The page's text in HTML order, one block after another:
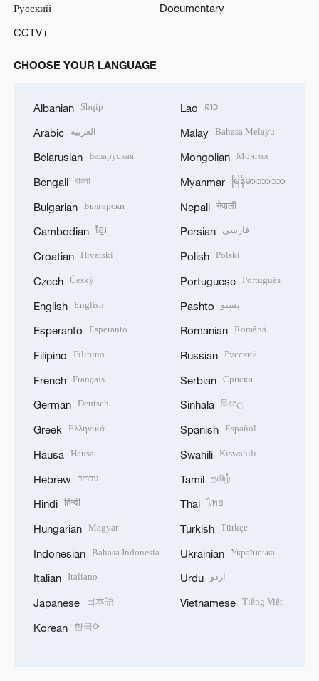
Русский
Documentary
CCTV+
CHOOSE YOUR LANGUAGE
Albanian Shqip
Arabic العربية
Belarusian Беларуская
Bengali বাংলা
Bulgarian Български
Cambodian ខ្មែរ
Croatian Hrvatski
Czech Český
English English
Esperanto Esperanto
Filipino Filipino
French Français
German Deutsch
Greek Ελληνικά
Hausa Hausa
Hebrew עברית
Hindi हिन्दी
Hungarian Magyar
Indonesian Bahasa Indonesia
Italian Italiano
Japanese 日本語
Korean 한국어
Lao ລາວ
Malay Bahasa Melayu
Mongolian Монгол
Myanmar မြန်မာဘာသာ
Nepali नेपाली
Persian فارسی
Polish Polski
Portuguese Português
Pashto پښتو
Romanian Română
Russian Русский
Serbian Српски
Sinhala සිංහල
Spanish Español
Swahili Kiswahili
Tamil தமிழ்
Thai ไทย
Turkish Türkçe
Ukrainian Українська
Urdu اردو
Vietnamese Tiếng Việt